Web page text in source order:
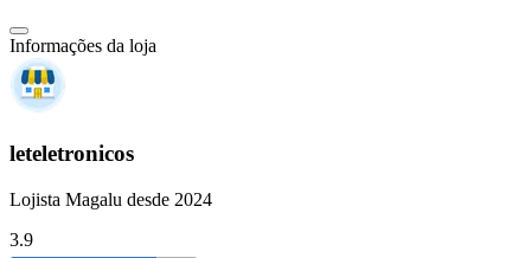
Informações da loja
leteletronicos
Lojista Magalu desde 2024
3.9